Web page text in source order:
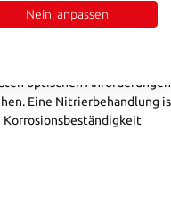
Für
optischen Anforderungen
Eine Nitrierbehandlung
Nein, anpassen